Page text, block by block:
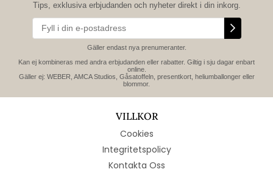
Tips, exklusiva erbjudanden och nyheter direkt i din inkorg.
Gäller endast nya prenumeranter.
Kan ej kombineras med andra erbjudanden eller rabatter. Giltig i sju dagar enbart
online.
Gäller ej: WEBER, AMCA Studios, Gåsatoffeln, presentkort, heliumballonger eller
blommor.
VILLKOR
Cookies
Integritetspolicy
Kontakta Oss